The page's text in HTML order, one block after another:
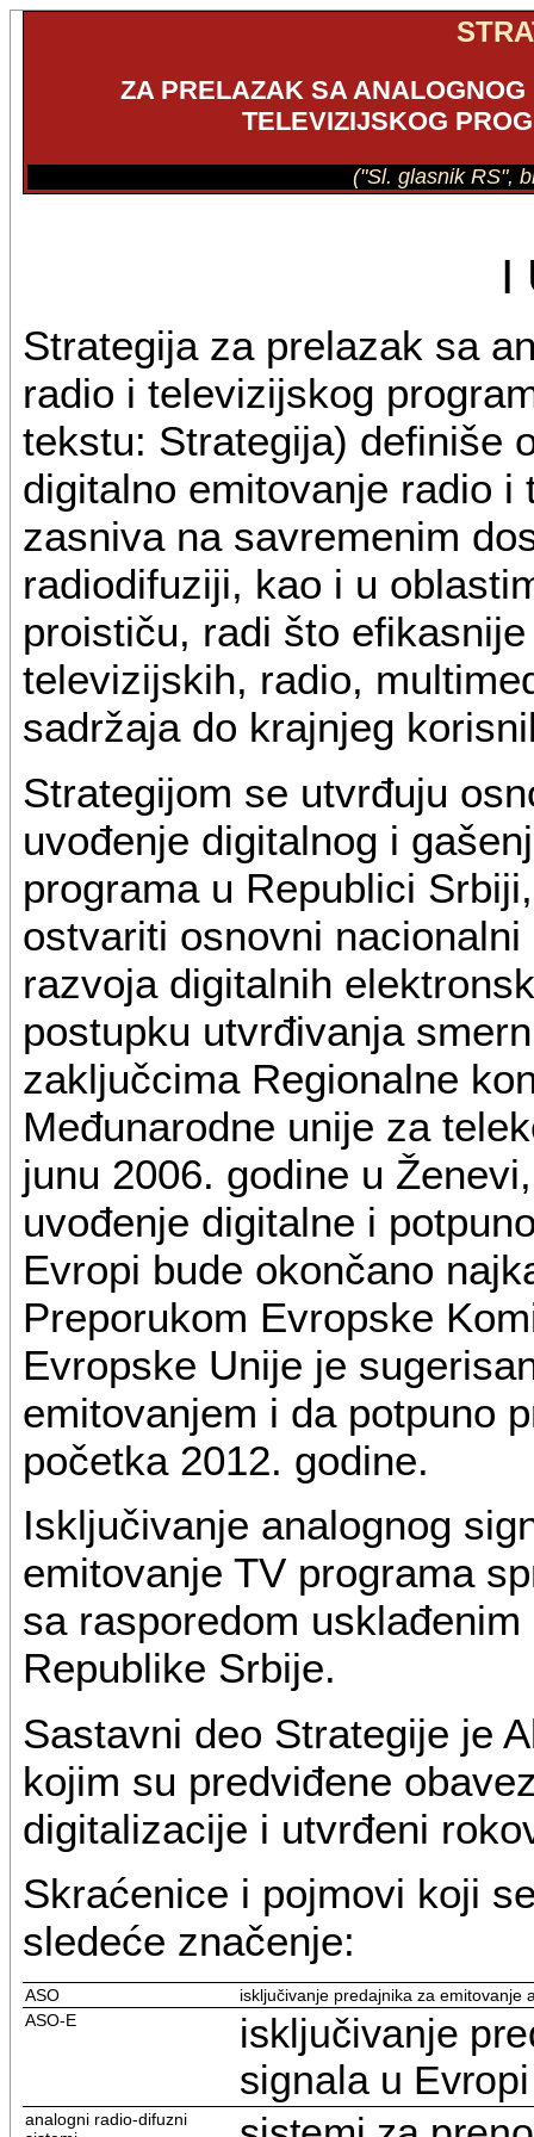
ZA PRELAZAK SA
TELEVIZIJSKOG
("Sl. glasnik RS",
I
Strategija za prelazak sa
radio i televizijskog
tekstu: Strategija) definiše
digitalno emitovanje radio
zasniva na savremenim
radiodifuziji, kao i u
proističu, radi što
televizijskih, radio,
sadržaja do krajnjeg
Strategijom se utvrđuju
uvođenje digitalnog i
programa u Republici
ostvariti osnovni
razvoja digitalnih
postupku utvrđivanja
zaključcima Regionalne
Međunarodne unije za
junu 2006. godine u
uvođenje digitalne i
Evropi bude okončano
Preporukom Evropske
Evropske Unije je
emitovanjem i da potpuno
početka 2012. godine.
Isključivanje analognog
emitovanje TV programa
sa rasporedom
Republike Srbije.
Sastavni deo Strategije je
kojim su predviđene
digitalizacije i utvrđeni
Skraćenice i pojmovi koji
sledeće značenje:
ASO
isključivanje predajnika za emitovanje
ASO-E
isključivanje
signala u Evropi
analogni radio-difuzni